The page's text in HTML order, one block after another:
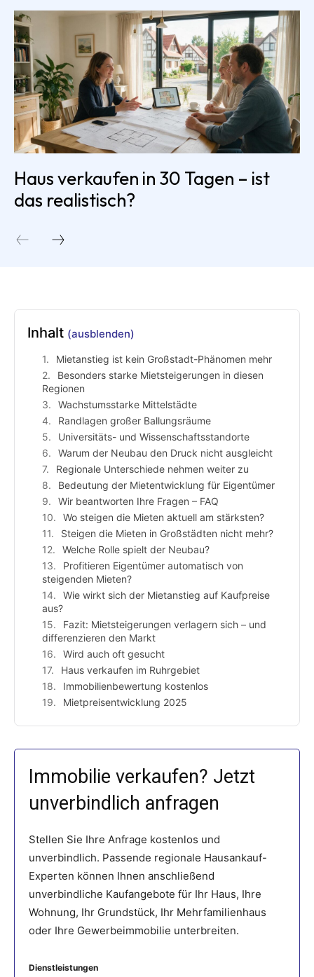
Haus verkaufen in 30 Tagen – ist
das realistisch?
Inhalt (ausblenden)
Mietanstieg ist kein Großstadt-Phänomen mehr
Besonders starke Mietsteigerungen in diesen
Regionen
Wachstumsstarke Mittelstädte
Randlagen großer Ballungsräume
Universitäts- und Wissenschaftsstandorte
Warum der Neubau den Druck nicht ausgleicht
Regionale Unterschiede nehmen weiter zu
Bedeutung der Mietentwicklung für Eigentümer
Wir beantworten Ihre Fragen – FAQ
Wo steigen die Mieten aktuell am stärksten?
Steigen die Mieten in Großstädten nicht mehr?
Welche Rolle spielt der Neubau?
Profitieren Eigentümer automatisch von
steigenden Mieten?
Wie wirkt sich der Mietanstieg auf Kaufpreise
aus?
Fazit: Mietsteigerungen verlagern sich – und
differenzieren den Markt
Wird auch oft gesucht
Haus verkaufen im Ruhrgebiet
Immobilienbewertung kostenlos
Mietpreisentwicklung 2025
Immobilie verkaufen? Jetzt
unverbindlich anfragen
Stellen Sie Ihre Anfrage kostenlos und
unverbindlich. Passende regionale Hausankauf-
Experten können Ihnen anschließend
unverbindliche Kaufangebote für Ihr Haus, Ihre
Wohnung, Ihr Grundstück, Ihr Mehrfamilienhaus
oder Ihre Gewerbeimmobilie unterbreiten.
Dienstleistungen